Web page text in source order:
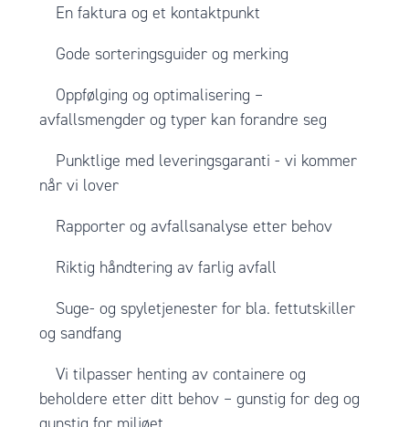
En faktura og et kontaktpunkt
Gode sorteringsguider og merking
Oppfølging og optimalisering –
avfallsmengder og typer kan forandre seg
Punktlige med leveringsgaranti - vi kommer
når vi lover
Rapporter og avfallsanalyse etter behov
Riktig håndtering av farlig avfall
Suge- og spyletjenester for bla. fettutskiller
og sandfang
Vi tilpasser henting av containere og
beholdere etter ditt behov – gunstig for deg og